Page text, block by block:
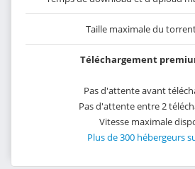
Taille maximale du
Téléchargement
Pas d'attente avant
Pas d'attente entre 2
Vitesse maximale
Plus de 300 hébergeurs